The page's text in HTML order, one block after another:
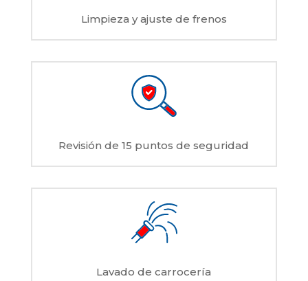
Limpieza y ajuste de frenos
Revisión de 15 puntos de seguridad
Lavado de carrocería